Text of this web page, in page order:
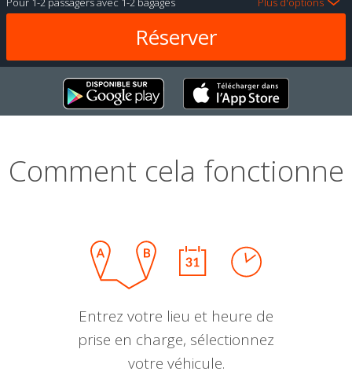
Comment cela fonctionne
Entrez votre lieu et heure de
prise en charge, sélectionnez
votre véhicule.